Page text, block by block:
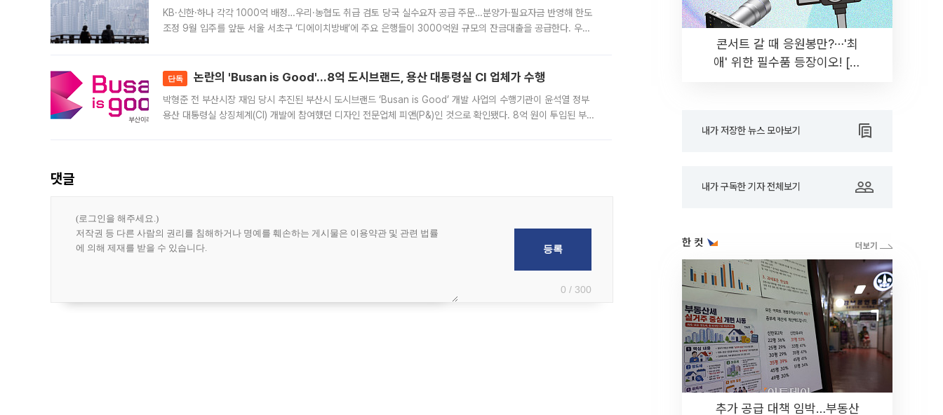
KB·신한·하나 각각 1000억 배정…우리·농협도 취급 검토 당국 실수요자 공급 주문…분양가·필요자금 반영해 한도
조정 9월 입주를 앞둔 서울 서초구 ‘디에이치방배’에 주요 은행들이 3000억원 규모의 잔금대출을 공급한다. 우리
단독 논란의 'Busan is Good'…8억 도시브랜드, 용산 대통령실 CI 업체가 수행
박형준 전 부산시장 재임 당시 추진된 부산시 도시브랜드 ‘Busan is Good’ 개발 사업의 수행기관이 윤석열 정부
용산 대통령실 상징체계(CI) 개발에 참여했던 디자인 전문업체 피앤(P&)인 것으로 확인됐다. 8억 원이 투입된 부산
댓글
0 / 300
콘서트 갈 때 응원봉만?⋯'최
애' 위한 필수품 등장이오! [솔
내가 저장한 뉴스 모아보기
내가 구독한 기자 전체보기
한 컷
추가 공급 대책 임박…부동산